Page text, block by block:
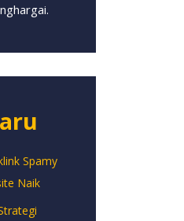
Spamy
Naik